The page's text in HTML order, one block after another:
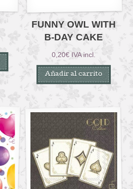
FUNNY OWL WITH
B-DAY CAKE
0,20€ IVA incl.
Añadir al carrito